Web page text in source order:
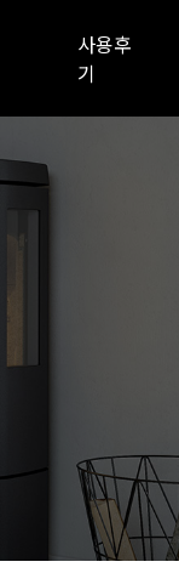
사용후
기